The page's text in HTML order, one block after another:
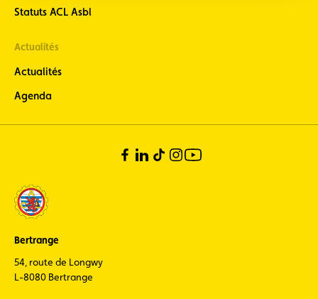
Statuts ACL Asbl
Actualités
Actualités
Agenda
Bertrange
54, route de Longwy
L-8080 Bertrange